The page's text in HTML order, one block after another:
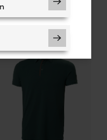
NIEUW
van cookies